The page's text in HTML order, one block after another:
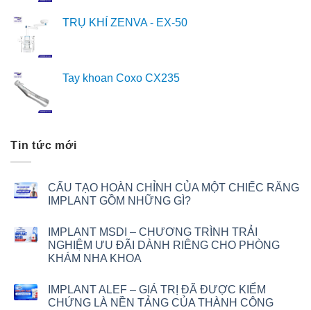
TRỤ KHÍ ZENVA - EX-50
Tay khoan Coxo CX235
Tin tức mới
CẤU TẠO HOÀN CHỈNH CỦA MỘT CHIẾC RĂNG
IMPLANT GỒM NHỮNG GÌ?
IMPLANT MSDI – CHƯƠNG TRÌNH TRẢI
NGHIỆM ƯU ĐÃI DÀNH RIÊNG CHO PHÒNG
KHÁM NHA KHOA
IMPLANT ALEF – GIÁ TRỊ ĐÃ ĐƯỢC KIỂM
CHỨNG LÀ NỀN TẢNG CỦA THÀNH CÔNG